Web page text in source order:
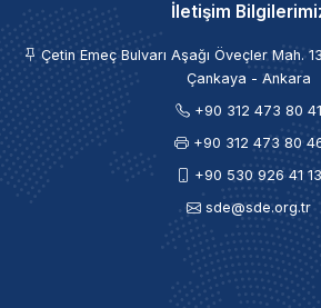
İletişim
Çetin Emeç Bulvarı Aşağı Öveçler Mah.
Çankaya - Ankara
+90 312 473 80 41
+90 312 473 80
+90 530 926 41 13
sde@sde.org.tr